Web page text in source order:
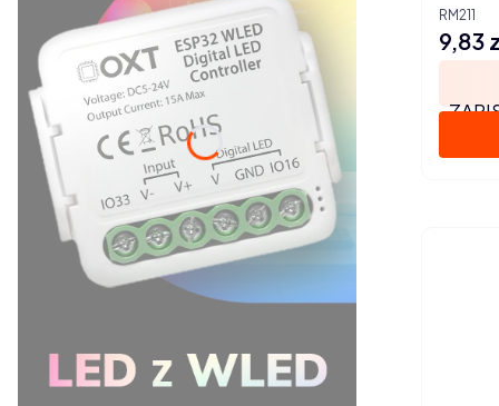
RM211
Cena
9,83